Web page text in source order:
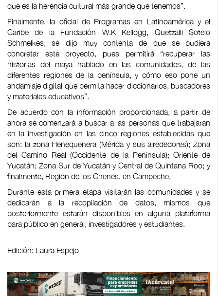
que es la herencia cultural más grande que tenemos”.
Finalmente, la oficial de Programas en Latinoamérica y el
Caribe de la Fundación W.K Kellogg, Quetzalli Sotelo
Schmelkes, se dijo muy contenta de que se pudiera
concretar este proyecto, pues permitirá “recuperar las
historias del maya hablado en las comunidades, de las
diferentes regiones de la península, y cómo eso pone un
andamiaje digital que permita hacer diccionarios, buscadores
y materiales educativos”.
De acuerdo con la información proporcionada, a partir de
ahora se comenzará a buscar a las personas que trabajaran
en la investigación en las cinco regiones establecidas que
son: la zona Henequenera (Mérida y sus alrededores); Zona
del Camino Real (Occidente de la Península); Oriente de
Yucatán; Zona Sur de Yucatán y Central de Quintana Roo; y
finalmente, Región de los Chenes, en Campeche.
Durante esta primera etapa visitarán las comunidades y se
dedicarán a la recopilación de datos, mismos que
posteriormente estarán disponibles en alguna plataforma
para público en general, investigadores y estudiantes.
Edición: Laura Espejo